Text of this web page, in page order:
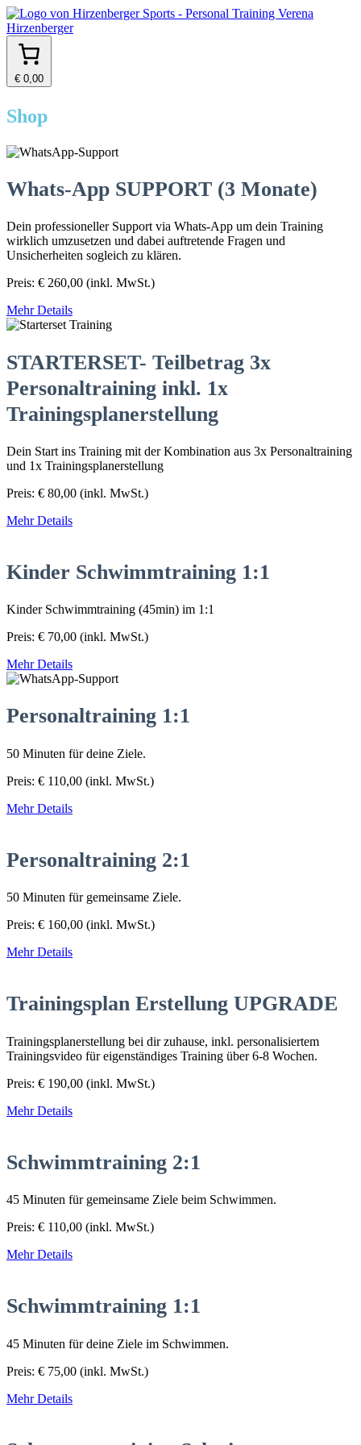
€ 0,00
Shop
Whats-App SUPPORT (3 Monate)
Dein professioneller Support via Whats-App um dein Training
wirklich umzusetzen und dabei auftretende Fragen und
Unsicherheiten sogleich zu klären.
Preis: € 260,00 (inkl. MwSt.)
Mehr Details
STARTERSET- Teilbetrag 3x
Personaltraining inkl. 1x
Trainingsplanerstellung
Dein Start ins Training mit der Kombination aus 3x Personaltraining
und 1x Trainingsplanerstellung
Preis: € 80,00 (inkl. MwSt.)
Mehr Details
Kinder Schwimmtraining 1:1
Kinder Schwimmtraining (45min) im 1:1
Preis: € 70,00 (inkl. MwSt.)
Mehr Details
Personaltraining 1:1
50 Minuten für deine Ziele.
Preis: € 110,00 (inkl. MwSt.)
Mehr Details
Personaltraining 2:1
50 Minuten für gemeinsame Ziele.
Preis: € 160,00 (inkl. MwSt.)
Mehr Details
Trainingsplan Erstellung UPGRADE
Trainingsplanerstellung bei dir zuhause, inkl. personalisiertem
Trainingsvideo für eigenständiges Training über 6-8 Wochen.
Preis: € 190,00 (inkl. MwSt.)
Mehr Details
Schwimmtraining 2:1
45 Minuten für gemeinsame Ziele beim Schwimmen.
Preis: € 110,00 (inkl. MwSt.)
Mehr Details
Schwimmtraining 1:1
45 Minuten für deine Ziele im Schwimmen.
Preis: € 75,00 (inkl. MwSt.)
Mehr Details